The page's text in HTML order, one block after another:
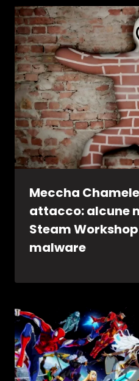
Meccha
attacco: alcune
Steam
malware